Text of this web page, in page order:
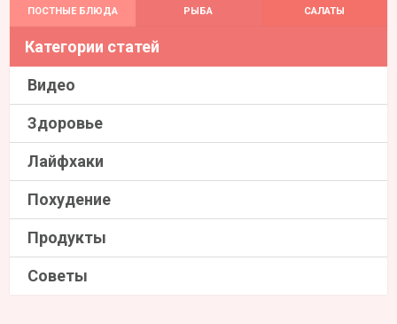
ПОСТНЫЕ БЛЮДА РЫБА САЛАТЫ
Категории статей
Видео
Здоровье
Лайфхаки
Похудение
Продукты
Советы